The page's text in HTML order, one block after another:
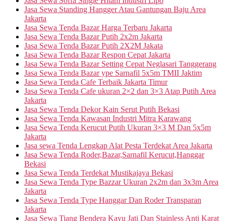
Jasa Sewa Standing Hangger Atau Gantungan Baju Area
Jakarta
Jasa Sewa Tenda Bazar Harga Terbaru Jakarta
Jasa Sewa Tenda Bazar Putih 2x2m Jakarta
Jasa Sewa Tenda Bazar Putih 2X2M Jakata
Jasa Sewa Tenda Bazar Respon Cepat Jakarta
Jasa Sewa Tenda Bazar Setting Cepat Neglasari Tanggerang
Jasa Sewa Tenda Bazar ype Sarnafil 5x5m TMII Jaktim
Jasa Sewa Tenda Cafe Terbaik Jakarta Timur
Jasa Sewa Tenda Cafe ukuran 2×2 dan 3×3 Atap Putih Area
Jakarta
Jasa Sewa Tenda Dekor Kain Serut Putih Bekasi
Jasa Sewa Tenda Kawasan Industri Mitra Karawang
Jasa Sewa Tenda Kerucut Putih Ukuran 3×3 M Dan 5x5m
Jakarta
Jasa sewa Tenda Lengkap Alat Pesta Terdekat Area Jakarta
Jasa Sewa Tenda Roder,Bazar,Sarnafil Kerucut,Hanggar
Bekasi
Jasa Sewa Tenda Terdekat Mustikajaya Bekasi
Jasa Sewa Tenda Type Bazzar Ukuran 2x2m dan 3x3m Area
Jakarta
Jasa Sewa Tenda Type Hanggar Dan Roder Transparan
Jakarta
Jasa Sewa Tiang Bendera Kayu Jati Dan Stainless Anti Karat